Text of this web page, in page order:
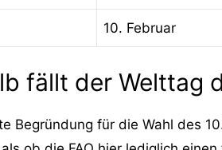
10. Februar
fällt der Welttag
Begründung für die Wahl des